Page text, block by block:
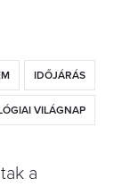
IDŐJÁRÁS
VILÁGNAP
a